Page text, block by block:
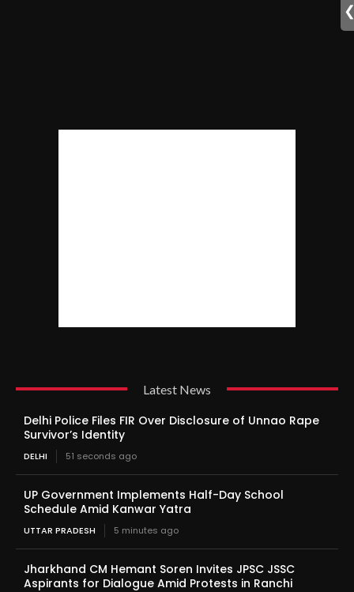
Latest News
Delhi Police Files FIR Over Disclosure of Unnao Rape
Survivor’s Identity
DELHI 51 seconds ago
UP Government Implements Half-Day School
Schedule Amid Kanwar Yatra
UTTAR PRADESH 5 minutes ago
Jharkhand CM Hemant Soren Invites JPSC JSSC
Aspirants for Dialogue Amid Protests in Ranchi